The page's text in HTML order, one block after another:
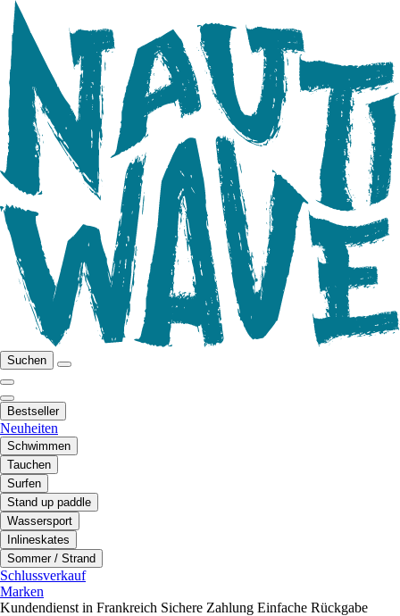
Suchen
Bestseller
Neuheiten
Schwimmen
Tauchen
Surfen
Stand up paddle
Wassersport
Inlineskates
Sommer / Strand
Schlussverkauf
Marken
Kundendienst in Frankreich Sichere Zahlung Einfache Rückgabe